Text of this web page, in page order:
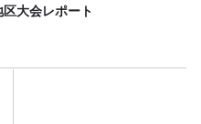
大会レポート